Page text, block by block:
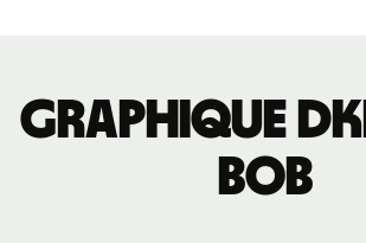
Graphique
BOB